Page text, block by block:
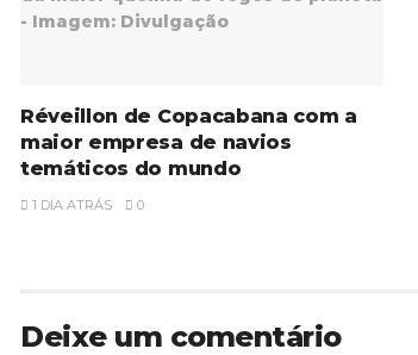
Réveillon de Copacabana com a
maior empresa de navios
temáticos do mundo
1 DIA ATRÁS 0
Deixe um comentário